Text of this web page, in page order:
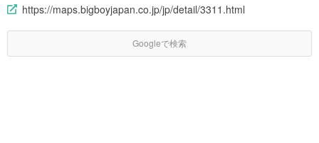
https://maps.bigboyjapan.co.jp/jp/detail/3311.html
Googleで検索